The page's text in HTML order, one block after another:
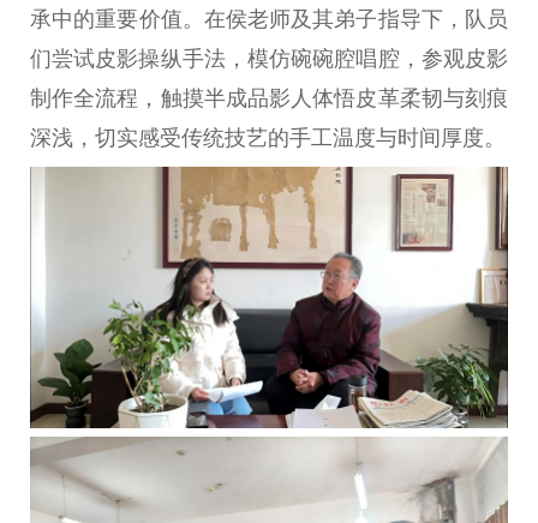
承中的重要价值。在侯老师及其弟子指导下，队员
们尝试皮影操纵手法，模仿碗碗腔唱腔，参观皮影
制作全流程，触摸半成品影人体悟皮革柔韧与刻痕
深浅，切实感受传统技艺的手工温度与时间厚度。